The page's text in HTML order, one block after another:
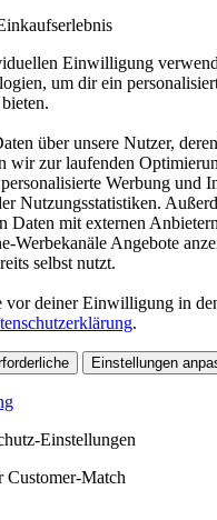
Einwilligung
um dir ein
über unsere Nutzer,
wir zur laufenden
Werbung und
Nutzungsstatistiken.
Daten mit externen
Werbekanäle Angebote
selbst nutzt.
vor deiner Einwilligung in
.
Einstellungen
Einstellungen
Customer-Match